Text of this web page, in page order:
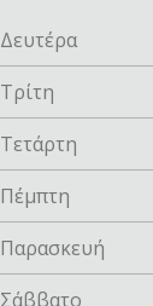
Δευτέρα
Τρίτη
Τετάρτη
Πέμπτη
Παρασκευή
Σάββατο